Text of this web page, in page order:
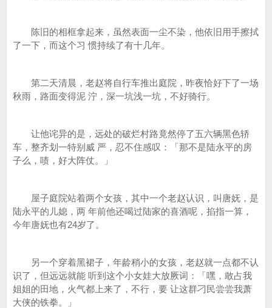
陈旧的相框拿起来，虽然表面一尘不染，他依旧用手擦拭
了一下，而这个习 惯持续了有十几年。
第二天清晨，老赵将自行车推出庭院，昨夜恰好下了一场
秋雨，路面变得泥 泞，深一坑浅一坑，不好骑行。
让他诧异的是，远处的破烂村路竟然停了五六辆黑色轿
车，整齐划一特别威 严，忍不住感叹：「那不是陆永平的房
子么，啧，好大阵仗。」
屋子庭院站着两个女孩，其中一个老赵认识，叫唐妩，是
陆永平的儿媳，两 年前他还喝过陆家的喜酒呢，掐指一算，
今年唐妩也有24岁了。
另一个穿着黑裙子，年龄稍小的女孩，老赵就一点都不认
识了，但远远就能 听到这个小女娃大放厥词：「嘿，敢占我
姐姐的田地，火气都上来了，不行，要 让这群刁民尝尝我萧
大侠的铁拳。」